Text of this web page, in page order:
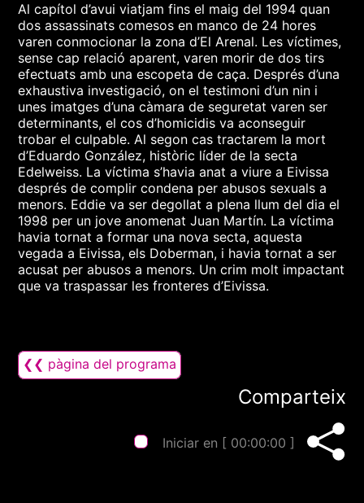
Al capítol d’avui viatjam fins el maig del 1994 quan
dos assassinats comesos en manco de 24 hores
varen conmocionar la zona d’El Arenal. Les víctimes,
sense cap relació aparent, varen morir de dos tirs
efectuats amb una escopeta de caça. Després d’una
exhaustiva investigació, on el testimoni d’un nin i
unes imatges d’una càmara de seguretat varen ser
determinants, el cos d’homicidis va aconseguir
trobar el culpable. Al segon cas tractarem la mort
d’Eduardo González, històric líder de la secta
Edelweiss. La víctima s’havia anat a viure a Eivissa
després de complir condena per abusos sexuals a
menors. Eddie va ser degollat a plena llum del dia el
1998 per un jove anomenat Juan Martín. La víctima
havia tornat a formar una nova secta, aquesta
vegada a Eivissa, els Doberman, i havia tornat a ser
acusat per abusos a menors. Un crim molt impactant
que va traspassar les fronteres d’Eivissa.
❮❮ pàgina del programa
Comparteix
Iniciar en [ 00:00:00 ]